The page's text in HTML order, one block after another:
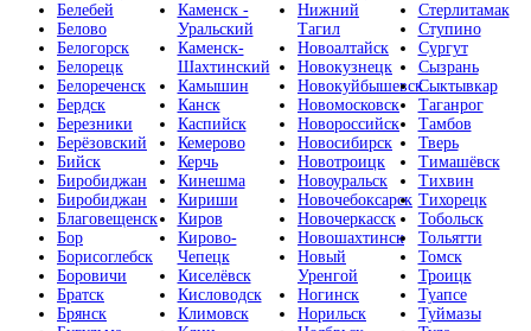
Белебей
Белово
Белогорск
Белорецк
Белореченск
Бердск
Березники
Берёзовский
Бийск
Биробиджан
Биробиджан
Благовещенск
Бор
Борисоглебск
Боровичи
Братск
Брянск
Каменск -
Уральский
Каменск-
Шахтинский
Камышин
Канск
Каспийск
Кемерово
Керчь
Кинешма
Кириши
Киров
Кирово-
Чепецк
Киселёвск
Кисловодск
Климовск
Нижний
Тагил
Новоалтайск
Новокузнецк
Новокуйбышевск
Новомосковск
Новороссийск
Новосибирск
Новотроицк
Новоуральск
Новочебоксарск
Новочеркасск
Новошахтинск
Новый
Уренгой
Ногинск
Норильск
Стерлитамак
Ступино
Сургут
Сызрань
Сыктывкар
Таганрог
Тамбов
Тверь
Тимашёвск
Тихвин
Тихорецк
Тобольск
Тольятти
Томск
Троицк
Туапсе
Туймазы